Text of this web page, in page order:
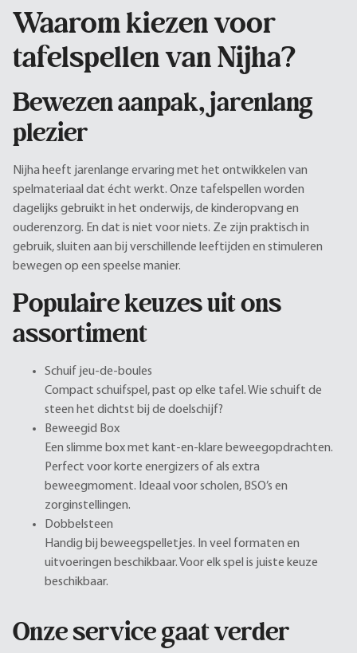
Waarom kiezen voor
tafelspellen van Nijha?
Bewezen aanpak, jarenlang
plezier
Nijha heeft jarenlange ervaring met het ontwikkelen van
spelmateriaal dat écht werkt. Onze tafelspellen worden
dagelijks gebruikt in het onderwijs, de kinderopvang en
ouderenzorg. En dat is niet voor niets. Ze zijn praktisch in
gebruik, sluiten aan bij verschillende leeftijden en stimuleren
bewegen op een speelse manier.
Populaire keuzes uit ons
assortiment
Schuif jeu-de-boules
Compact schuifspel, past op elke tafel. Wie schuift de
steen het dichtst bij de doelschijf?
Beweegid Box
Een slimme box met kant-en-klare beweegopdrachten.
Perfect voor korte energizers of als extra
beweegmoment. Ideaal voor scholen, BSO’s en
zorginstellingen.
Dobbelsteen
Handig bij beweegspelletjes. In veel formaten en
uitvoeringen beschikbaar. Voor elk spel is juiste keuze
beschikbaar.
Onze service gaat verder